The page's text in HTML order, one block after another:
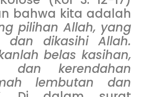
bahwa kita adalah
pilihan Allah, yang
dan dikasihi Allah.
belas kasihan,
dan kerendahan
lembutan dan